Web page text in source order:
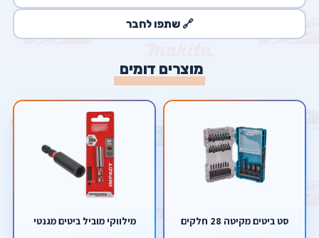
🔗 שתפו לחבר
מוצרים דומים
סט ביטים מקיטה 28 חלקים מילווקי מוביל ביטים מגנטי